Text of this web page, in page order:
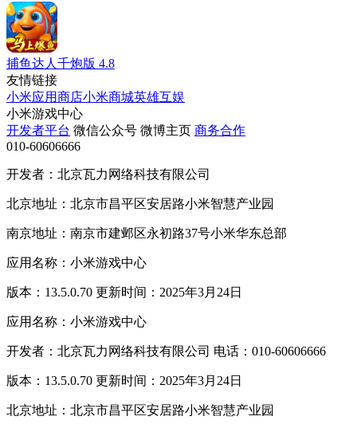
捕鱼达人千炮版 4.8
友情链接
小米应用商店小米商城英雄互娱
小米游戏中心
开发者平台 微信公众号 微博主页 商务合作
010-60606666
开发者：北京瓦力网络科技有限公司
北京地址：北京市昌平区安居路小米智慧产业园
南京地址：南京市建邺区永初路37号小米华东总部
应用名称：小米游戏中心
版本：13.5.0.70 更新时间：2025年3月24日
应用名称：小米游戏中心
开发者：北京瓦力网络科技有限公司 电话：010-60606666
版本：13.5.0.70 更新时间：2025年3月24日
北京地址：北京市昌平区安居路小米智慧产业园